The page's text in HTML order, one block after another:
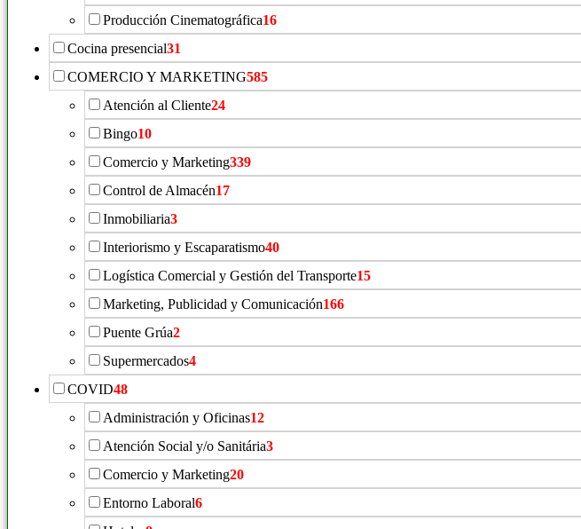
Producción Cinematográfica16
Cocina presencial31
COMERCIO Y MARKETING585
Atención al Cliente24
Bingo10
Comercio y Marketing339
Control de Almacén17
Inmobiliaria3
Interiorismo y Escaparatismo40
Logística Comercial y Gestión del Transporte15
Marketing, Publicidad y Comunicación166
Puente Grúa2
Supermercados4
COVID48
Administración y Oficinas12
Atención Social y/o Sanitária3
Comercio y Marketing20
Entorno Laboral6